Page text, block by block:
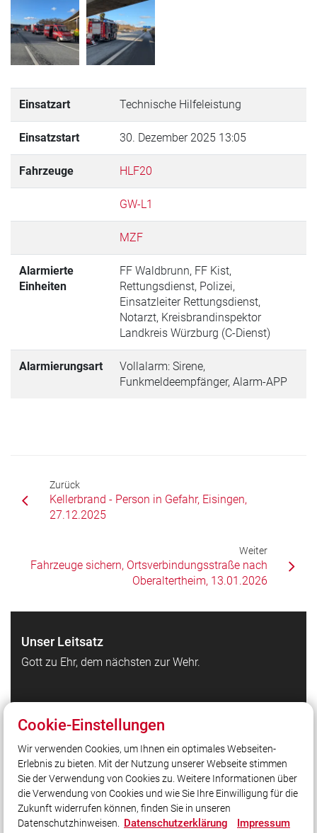
Einsatzart Technische Hilfeleistung
Einsatzstart 30. Dezember 2025 13:05
Fahrzeuge HLF20
GW-L1
MZF
Alarmierte
Einheiten
FF Waldbrunn, FF Kist,
Rettungsdienst, Polizei,
Einsatzleiter Rettungsdienst,
Notarzt, Kreisbrandinspektor
Landkreis Würzburg (C-Dienst)
Alarmierungsart
Vollalarm: Sirene,
Funkmeldeempfänger, Alarm-APP
Zurück
Kellerbrand - Person in Gefahr, Eisingen,
27.12.2025
Weiter
Fahrzeuge sichern, Ortsverbindungsstraße nach
Oberaltertheim, 13.01.2026
Unser Leitsatz
Gott zu Ehr, dem nächsten zur Wehr.
Feuerwehr Waldbrunn auf Facebook
Feuerwehr Waldbrunn auf Instagram
Kreisfeuerwehrverband Würzburg
Homepage Gemeinde Waldbrunn
Cookie-Einstellungen
Wir verwenden Cookies, um Ihnen ein optimales Webseiten-
Erlebnis zu bieten. Mit der Nutzung unserer Webseite stimmen
Sie der Verwendung von Cookies zu. Weitere Informationen über
die Verwendung von Cookies und wie Sie Ihre Einwilligung für die
Zukunft widerrufen können, finden Sie in unseren
Datenschutzhinweisen. Datenschutzerklärung Impressum